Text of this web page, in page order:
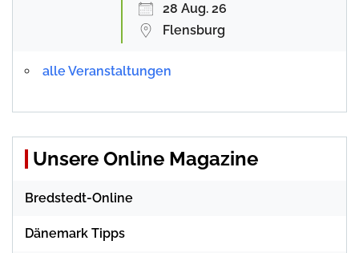
28 Aug. 26
Flensburg
alle Veranstaltungen
Unsere Online Magazine
Bredstedt-Online
Dänemark Tipps